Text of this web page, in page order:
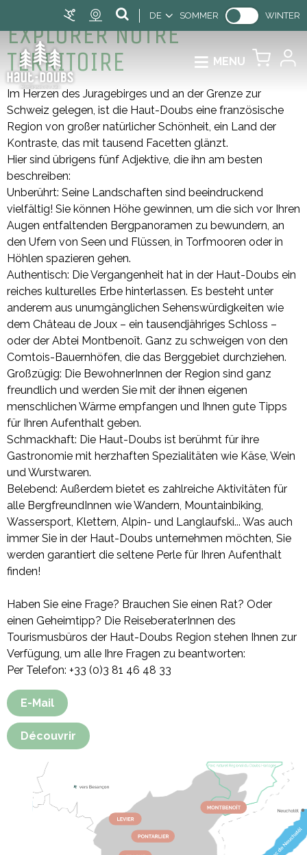
DE SOMMER WINTER
MENU
EXPLORER NOTRE
TERRITOIRE
Im Herzen des Juragebirges und an der Grenze zur
Schweiz gelegen, ist die Haut-Doubs eine französische
Region von großer natürlicher Schönheit, ein Land der
Kontraste, das mit tausend Facetten glänzt.
Hier sind übrigens fünf Adjektive, die ihn am besten
beschreiben:
Unberührt: Seine Landschaften sind beeindruckend
vielfältig! Sie können Höhe gewinnen, um die sich vor Ihren
Augen entfaltenden Bergpanoramen zu bewundern, an
den Ufern von Seen und Flüssen, in Torfmooren oder in
Höhlen spazieren gehen.
Authentisch: Die Vergangenheit hat in der Haut-Doubs ein
reiches kulturelles Erbe hinterlassen. Es besteht unter
anderem aus unumgänglichen Sehenswürdigkeiten wie
dem Château de Joux – ein tausendjähriges Schloss –
oder der Abtei Montbenoît. Ganz zu schweigen von den
Comtois-Bauernhöfen, die das Berggebiet durchziehen.
Großzügig: Die BewohnerInnen der Region sind ganz
freundlich und werden Sie mit der ihnen eigenen
menschlichen Wärme empfangen und Ihnen gute Tipps
für Ihren Aufenthalt geben.
Schmackhaft: Die Haut-Doubs ist berühmt für ihre
Gastronomie mit herzhaften Spezialitäten wie Käse, Wein
und Wurstwaren.
Belebend: Außerdem bietet es zahlreiche Aktivitäten für
alle BergfreundInnen wie Wandern, Mountainbiking,
Wassersport, Klettern, Alpin- und Langlaufski... Was auch
immer Sie in der Haut-Doubs unternehmen möchten, Sie
werden garantiert die seltene Perle für Ihren Aufenthalt
finden!
Haben Sie eine Frage? Brauchen Sie einen Rat? Oder
einen Geheimtipp? Die ReiseberaterInnen des
Tourismusbüros der Haut-Doubs Region stehen Ihnen zur
Verfügung, um alle Ihre Fragen zu beantworten:
Per Telefon: +33 (0)3 81 46 48 33
E-Mail
Découvrir